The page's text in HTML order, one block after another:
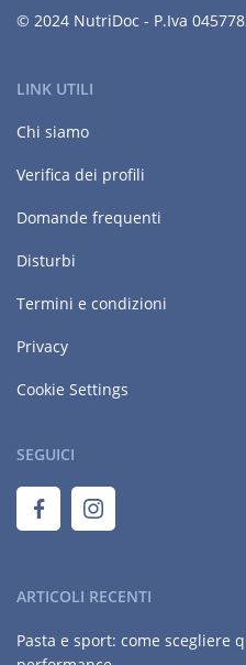
© 2024 NutriDoc - P.Iva
LINK UTILI
Chi siamo
Verifica dei profili
Domande frequenti
Disturbi
Termini e condizioni
Privacy
Cookie Settings
SEGUICI
ARTICOLI RECENTI
Pasta e sport: come scegliere